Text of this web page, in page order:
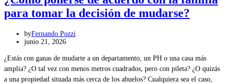
para tomar la decisión de mudarse?
byFernando Pozzi
junio 21, 2026
¿Estás con ganas de mudarte a un departamento, un PH o una casa más
amplia? ¿O tal vez con menos metros cuadrados, pero con pileta? ¿O quizás
a una propiedad situada más cerca de los abuelos? Cualquiera sea el caso,